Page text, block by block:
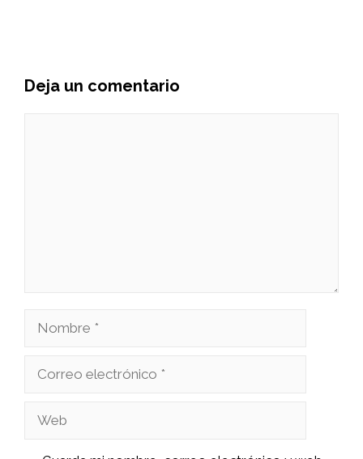
Deja un comentario
Nombre
Correo
Web